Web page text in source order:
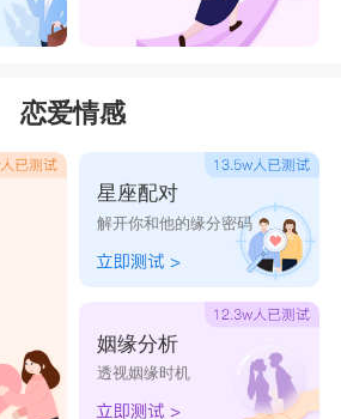
恋爱情感
星座配对
解开你和他的缘分密码
姻缘分析
透视姻缘时机